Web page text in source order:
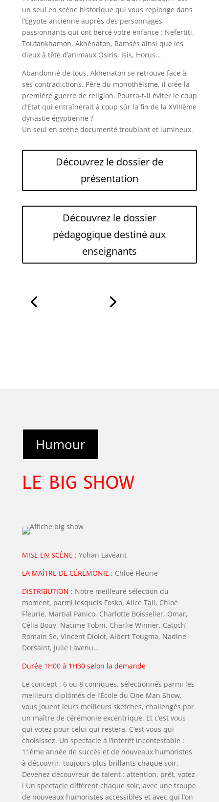
un seul en scène historique qui vous replonge dans
l’Egypte ancienne auprès des personnages
passionnants qui ont bercé votre enfance : Nefertiti,
Toutankhamon, Akhénaton, Ramsès ainsi que les
dieux à tête d’animaux Osiris, Isis, Horus…
Abandonné de tous, Akhenaton se retrouve face à
ses contradictions. Père du monothéisme, il crée la
première guerre de religion. Pourra-t-il éviter le coup
d’Etat qui entraînerait à coup sûr la fin de la XVIIIème
dynastie égyptienne ?
Un seul en scène documenté troublant et lumineux.
Découvrez le dossier de
présentation
Découvrez le dossier
pédagogique destiné aux
enseignants
Humour
LE BIG SHOW
MISE EN SCÈNE : Yohan Lavéant
LA MAÎTRE DE CÉRÉMONIE : Chloé Fleurie
DISTRIBUTION : Notre meilleure sélection du
moment, parmi lesquels Fosko, Alice Tall, Chloé
Fleurie, Martial Panico, Charlotte Boisselier, Omar,
Célia Bouy, Nacime Tobni, Charlie Winner, Catoch’,
Romain Se, Vincent Diolot, Albert Tougma, Nadine
Dorsaint, Julie Lavenu…
Durée 1H00 à 1H30 selon la demande
Le concept : 6 ou 8 comiques, sélectionnés parmi les
meilleurs diplômés de l’École du One Man Show,
vous jouent leurs meilleurs sketches, challengés par
un maître de cérémonie excentrique. Et c’est vous
qui votez pour celui qui restera. C’est vous qui
choisissez. Un spectacle à l’intérêt incontestable :
11ème année de succès et de nouveaux humoristes
à découvrir, toujours plus brillants chaque soir.
Devenez découvreur de talent : attention, prêt, votez
! Un spectacle différent chaque soir, avec une troupe
de nouveaux humoristes accessibles et avec qui l’on